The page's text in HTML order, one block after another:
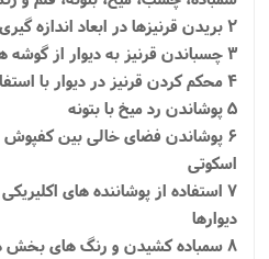
2 بریدن قرنیزها در ابعاد اندازه گیری شده با استفاده از اره
3 چسباندن قرنیز به دیوار از گوشه ها
4 محکم کردن قرنیز در دیوار با استفاده از میخ
5 پوشاندن رد میخ با بتونه
6 پوشاندن فضای خالی بین کفپوش و
اسکوتی
7 استفاده از پوشاننده‌ های
دیوارها
8 سمباده کشیدن و رنگ های بخش های مورد نیاز